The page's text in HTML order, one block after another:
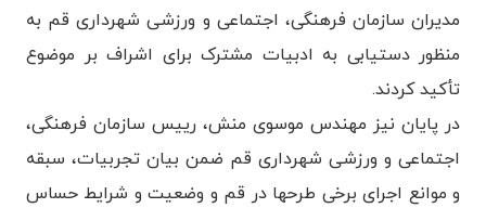
مدیران سازمان فرهنگی، اجتماعی و ورزشی شهرداری قم به
منظور دستیابی به ادبیات مشترک برای اشراف بر موضوع
تأکید کردند.
در پایان نیز مهندس موسوی منش، رییس سازمان فرهنگی،
اجتماعی و ورزشی شهرداری قم ضمن بیان تجربیات، سبقه
و موانع اجرای برخی طرحها در قم و وضعیت و شرایط حساس